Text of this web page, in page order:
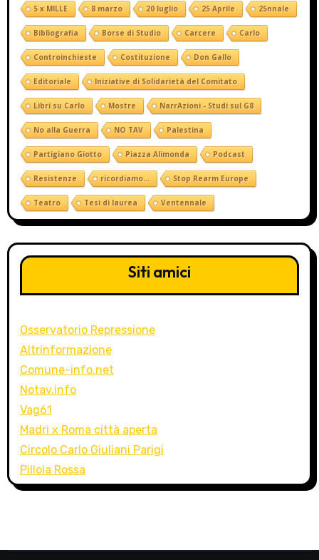
5 x MILLE 8 marzo 20 luglio 25 Aprile 25nnale
Bibliografia Borse di Studio Carcere Carlo
Controinchieste Costituzione Don Gallo
Editoriale Iniziative di Solidarietà del Comitato
Libri su Carlo Mostre NarrAzioni - Studi sul G8
No alla Guerra NO TAV Palestina
Partigiano Giotto Piazza Alimonda Podcast
Resistenze ricordiamo... Stop Rearm Europe
Teatro Tesi di laurea Ventennale
Siti amici
Osservatorio Repressione
Altrinformazione
Comune-info.net
Notav.info
Vag61
Madri x Roma città aperta
Circolo Carlo Giuliani Parigi
Pillola Rossa